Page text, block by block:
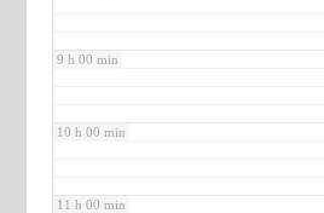
9 h 00 min
10 h 00 min
11 h 00 min